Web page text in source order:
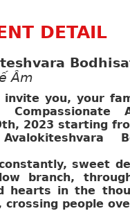
DETAIL
Âm
you, your
2023 starting
sweet
branch,
hearts in the
people